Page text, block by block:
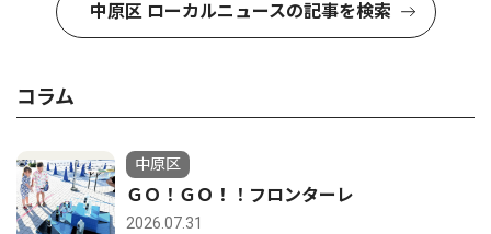
中原区 ローカルニュースの記事を検索
コラム
中原区
ＧＯ！ＧＯ！！フロンターレ
2026.07.31